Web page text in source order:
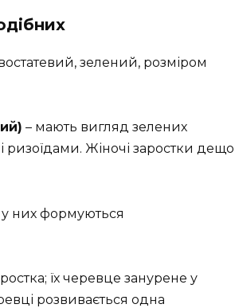
зелений, розміром
– мають вигляд зелених
ризоїдами. Жіночі заростки дещо
у них формуються
їх черевце занурене у
розвивається одна